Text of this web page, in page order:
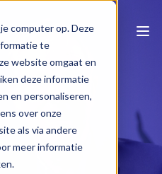
computer op. Deze
te
website omgaat en
deze informatie
en personaliseren,
over onze
als via andere
meer informatie